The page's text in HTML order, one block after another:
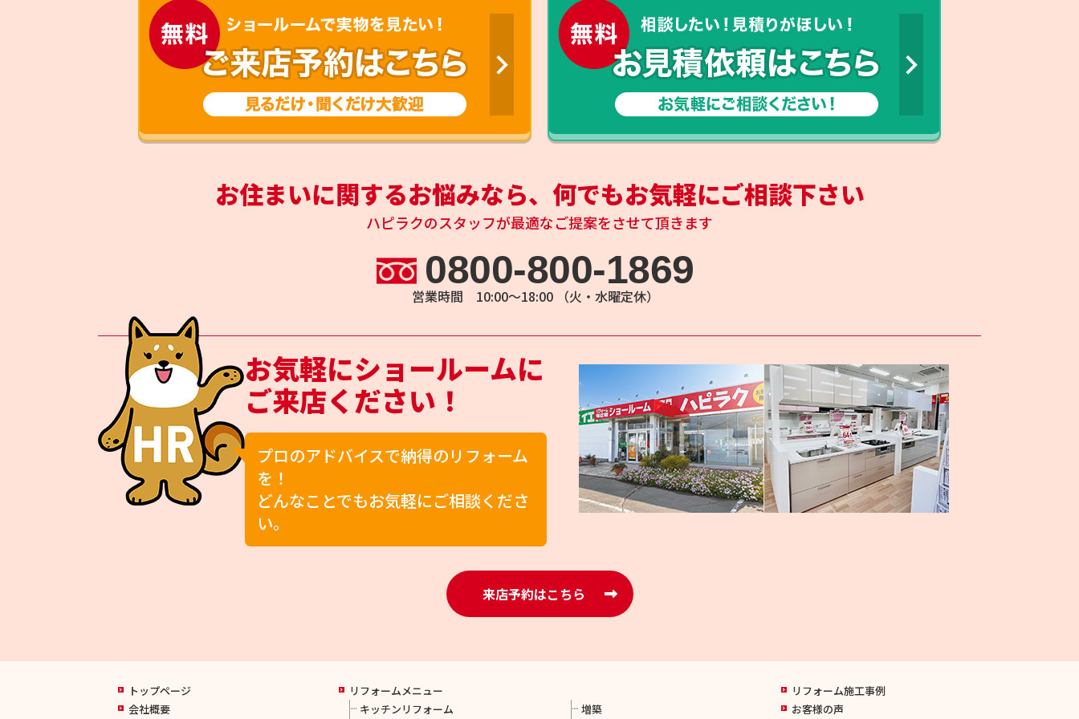
お住まいに関するお悩みなら、 何でもお気軽にご相談下さい
ハピラクのスタッフが最適なご提案をさせて頂きます
0800-800-1869
営業時間 10:00～18:00 （火・水曜定休）
お気軽にショールームに
ご来店ください！
プロのアドバイスで納得のリフォーム
を！
どんなことでもお気軽にご相談くださ
い。
来店予約はこちら
トップページ
会社概要
リフォームメニュー
キッチンリフォーム
増築
リフォーム施工事例
お客様の声